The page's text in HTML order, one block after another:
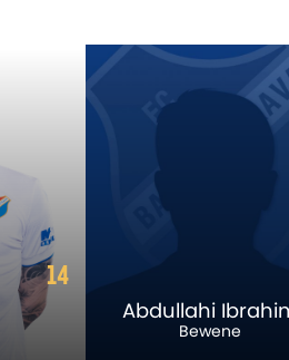
14
Abdullahi
Bewene